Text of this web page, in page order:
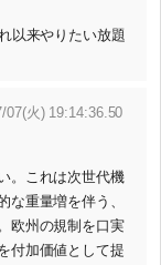
以来やりたい放題
07(火) 19:14:36.50
。これは次世代機
重量増を伴う、
欧州の規制を口実
付加価値として提